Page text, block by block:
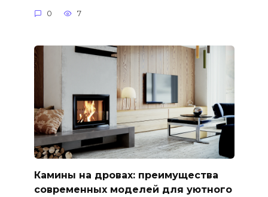
0 7
Камины на дровах: преимущества
современных моделей для уютного